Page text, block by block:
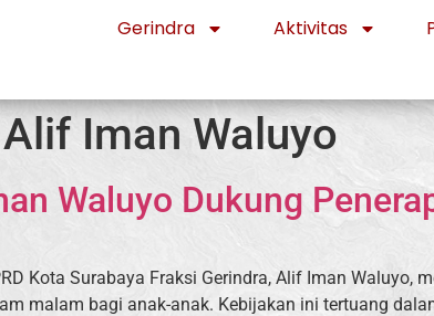
Gerindra Aktivitas
Alif Iman Waluyo
Waluyo Dukung
Kota Surabaya Fraksi Gerindra, Alif Iman Waluyo,
malam bagi anak-anak. Kebijakan ini tertuang